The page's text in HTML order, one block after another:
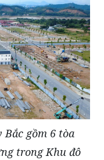
gồm 6 tòa
trong Khu đô